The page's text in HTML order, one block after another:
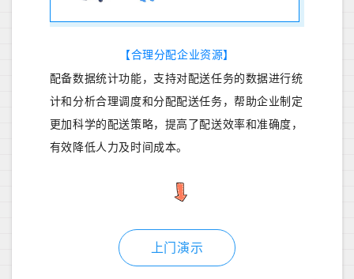
【合理分配企业资源】
配备数据统计功能，支持对配送任务的数据进行统
计和分析合理调度和分配配送任务，帮助企业制定
更加科学的配送策略，提高了配送效率和准确度，
有效降低人力及时间成本。
上门演示